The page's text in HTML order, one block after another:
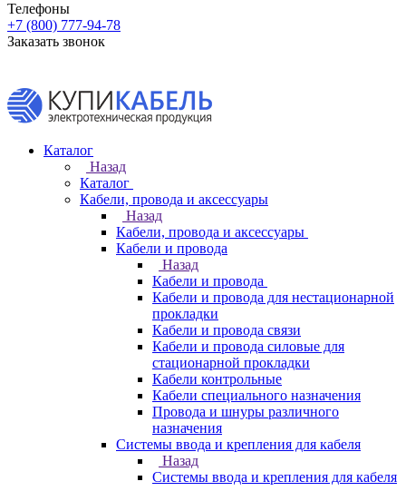
Телефоны
+7 (800) 777-94-78
Заказать звонок
Каталог
Назад
Каталог
Кабели, провода и аксессуары
Назад
Кабели, провода и аксессуары
Кабели и провода
Назад
Кабели и провода
Кабели и провода для нестационарной
прокладки
Кабели и провода связи
Кабели и провода силовые для
стационарной прокладки
Кабели контрольные
Кабели специального назначения
Провода и шнуры различного
назначения
Системы ввода и крепления для кабеля
Назад
Системы ввода и крепления для кабеля